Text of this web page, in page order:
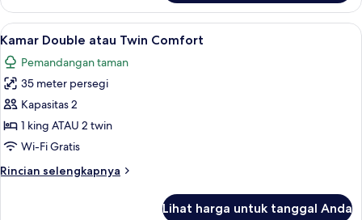
Studio
Comfort
Lihat
semua
foto
untuk
Kamar
Double
atau
Comfort
Kamar Double atau Twin Comfort |
5
Kamar Double atau Twin Comfort
Pemandangan taman
35 meter persegi
Kapasitas 2
1 king ATAU 2 twin
Wi-Fi Gratis
Rincian selengkapnya
Rincian
Lihat harga untuk tanggal Anda